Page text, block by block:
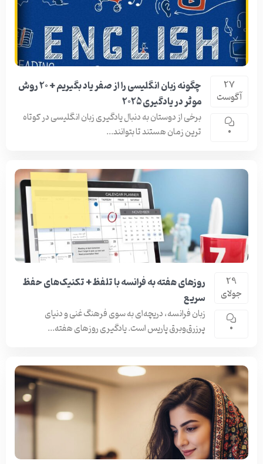
27
آگوست
0
چگونه زبان انگلیسی را از صفر یاد بگیریم + 20 روش
موثر در یادگیری 2025
برخی از دوستان به دنبال یادگیری زبان انگلیسی در کوتاه
ترین زمان هستند تا بتوانند...
29
جولای
0
روزهای هفته به فرانسه با تلفظ + تکنیک‌های حفظ
سریع
زبان فرانسه، دریچه‌ای به سوی فرهنگ غنی و دنیای
پرزرق‌وبرق پاریس است. یادگیری روزهای هفته...